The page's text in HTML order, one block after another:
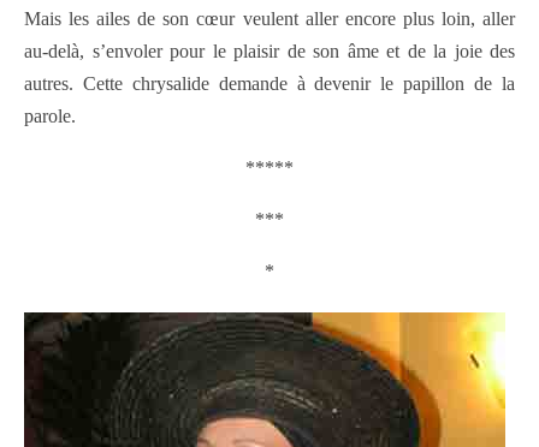
Mais les ailes de son cœur veulent aller encore plus loin, aller
au-delà, s’envoler pour le plaisir de son âme et de la joie des
autres. Cette chrysalide demande à devenir le papillon de la
parole.
*****
***
*